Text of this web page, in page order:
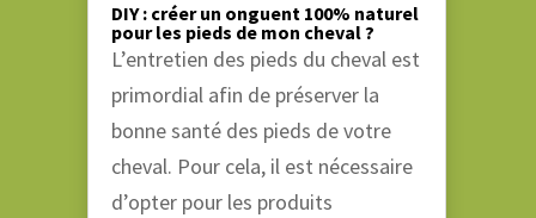
DIY : créer un onguent 100% naturel
pour les pieds de mon cheval ?
L’entretien des pieds du cheval est
primordial afin de préserver la
bonne santé des pieds de votre
cheval. Pour cela, il est nécessaire
d’opter pour les produits